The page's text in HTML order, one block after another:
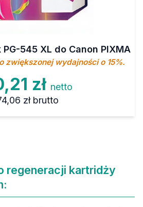
545 XL do Canon PIXMA
o zwiększonej wydajności o 15%.
zł netto
zł brutto
regeneracji kartridży